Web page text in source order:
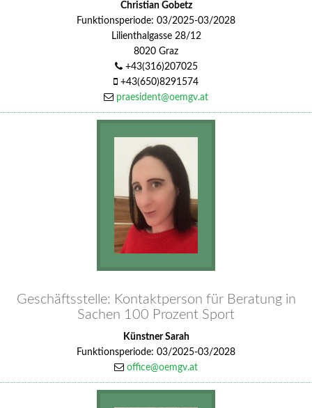
Christian Gobetz
Funktionsperiode: 03/2025-03/2028
Lilienthalgasse 28/12
8020 Graz
+43(316)207025
+43(650)8291574
praesident@oemgv.at
Geschäftsstelle: Kontaktperson für Beratung in
Sachen 100 Prozent Sport
Künstner Sarah
Funktionsperiode: 03/2025-03/2028
office@oemgv.at